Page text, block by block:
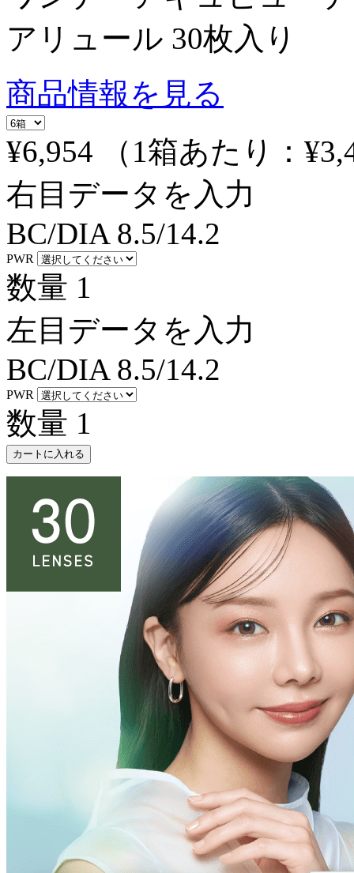
アリュール 30枚入り
商品情報を見る
¥6,954
（1箱あたり：
右目データを入力
BC/DIA 8.5/14.2
PWR
数量 1
左目データを入力
BC/DIA 8.5/14.2
PWR
数量 1
カートに入れる